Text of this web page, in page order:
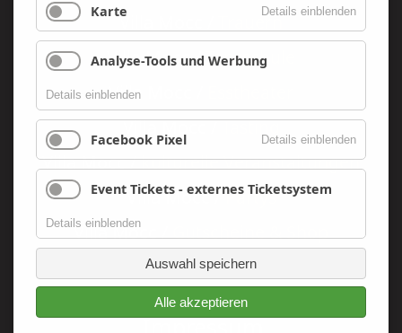
Villa Mocc /
Trauern
Villa Mocc /Tanzschule
Villa Mocc /
Villa Mocc /Tasting
Villa Mocc /kulturelle Veranstaltungen
Villa Mocc /Partys
Villa Mocc /Gutscheine & Shop
überspringen
Impressum
Karte Details einblenden
Analyse-Tools und Werbung
Details einblenden
Facebook Pixel Details einblenden
Event Tickets - externes Ticketsystem
Details einblenden
Auswahl speichern
Alle akzeptieren